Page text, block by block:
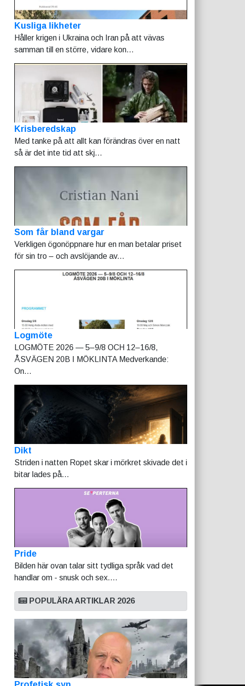
Kusliga likheter
Håller krigen i Ukraina och Iran på att vävas
samman till en större, vidare kon...
Krisberedskap
Med tanke på att allt kan förändras över en natt
så är det inte tid att skj...
Som får bland vargar
Verkligen ögonöppnare hur en man betalar priset
för sin tro – och avslöjande av...
Logmöte
LOGMÖTE 2026 — 5–9/8 OCH 12–16/8,
ÅSVÄGEN 20B I MÖKLINTA Medverkande:
On...
Dikt
Striden i natten Ropet skar i mörkret skivade det i
bitar lades på...
Pride
Bilden här ovan talar sitt tydliga språk vad det
handlar om - snusk och sex....
POPULÄRA ARTIKLAR 2026